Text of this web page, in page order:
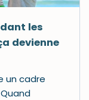
les
devienne
un cadre